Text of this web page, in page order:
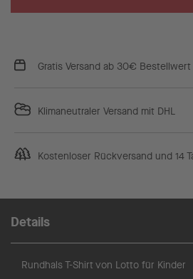
Gratis Versand ab 30€ Bestellwert
Klimaneutraler Versand mit DHL
Kostenloser Rückversand und 14
Details
Rundhals T-Shirt von Lotto für Kinder